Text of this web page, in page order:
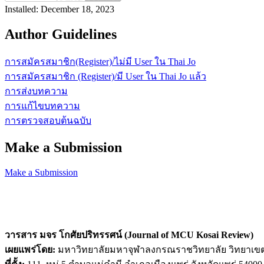
Installed: December 18, 2023
Author Guidelines
การสมัครสมาชิก(Register)/ไม่มี User ใน Thai Jo
การสมัครสมาชิก (Register)/มี User ใน Thai Jo แล้ว
การส่งบทความ
การแก้ไขบทความ
การตรวจสอบต้นฉบับ
Make a Submission
Make a Submission
วารสาร มจร โกศัยปริทรรศน์ (Journal of MCU Kosai Review)
เผยแพร่โดย: มหาวิทยาลัยมหาจุฬาลงกรณราชวิทยาลัย วิทยาเข